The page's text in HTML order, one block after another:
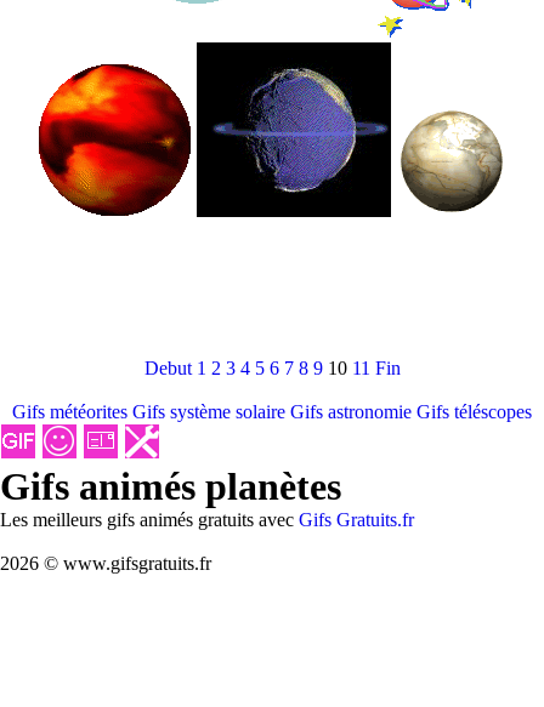
Debut 1 2 3 4 5 6 7 8 9 10 11 Fin
Gifs météorites Gifs système solaire Gifs astronomie Gifs téléscopes
Gifs animés planètes
Les meilleurs gifs animés gratuits avec Gifs Gratuits.fr
2026 © www.gifsgratuits.fr